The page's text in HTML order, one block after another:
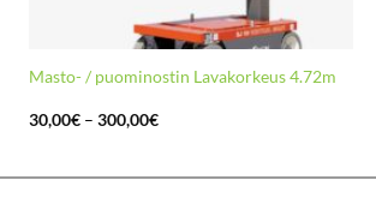
Masto- / puominostin Lavakorkeus 4.72m
30,00€ – 300,00€Hintaluokka: